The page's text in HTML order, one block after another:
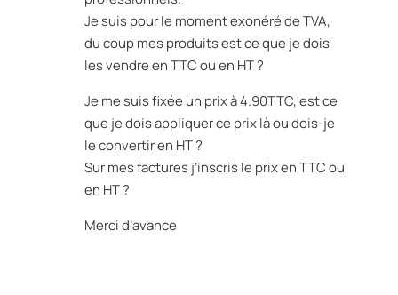
Je suis pour le moment exonéré de TVA,
du coup mes produits est ce que je dois
les vendre en TTC ou en HT ?
Je me suis fixée un prix à 4.90TTC, est ce
que je dois appliquer ce prix là ou dois-je
le convertir en HT ?
Sur mes factures j’inscris le prix en TTC ou
en HT ?
Merci d’avance